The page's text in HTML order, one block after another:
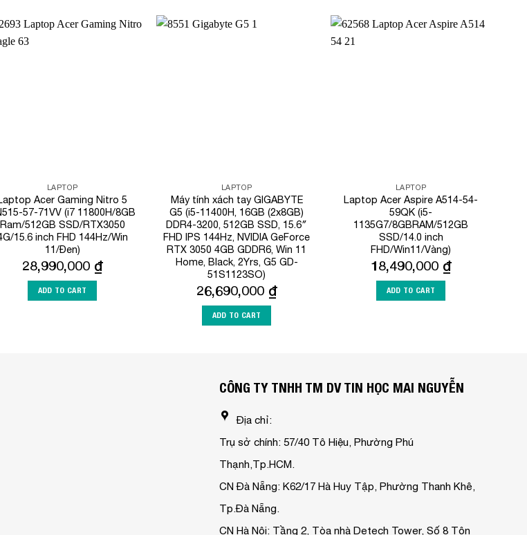
LAPTOP
Acer Gaming Nitro 5
57-71VV (i7 11800H/8GB
Ram/512GB SSD/RTX3050
15.6 inch FHD 144Hz/Win
11/Đen)
28,990,000 ₫
ADD TO CART
LAPTOP
Máy tính xách tay GIGABYTE
G5 (i5-11400H, 16GB (2x8GB)
DDR4-3200, 512GB SSD, 15.6″
FHD IPS 144Hz, NVIDIA GeForce
RTX 3050 4GB GDDR6, Win 11
Home, Black, 2Yrs, G5 GD-
51S1123SO)
26,690,000 ₫
ADD TO CART
LAPTOP
Laptop Acer Aspire A514-54-
59QK (i5-
1135G7/8GBRAM/512GB
SSD/14.0 inch
FHD/Win11/Vàng)
18,490,000 ₫
ADD TO CART
CÔNG TY TNHH TM DV TIN HỌC MAI NGUYỄN
Địa chỉ:
Trụ sở chính: 57/40 Tô Hiệu, Phường Phú
Thạnh,Tp.HCM.
CN Đà Nẵng: K62/17 Hà Huy Tập, Phường Thanh Khê,
Tp.Đà Nẵng.
CN Hà Nội: Tầng 2, Tòa nhà Detech Tower, Số 8 Tôn